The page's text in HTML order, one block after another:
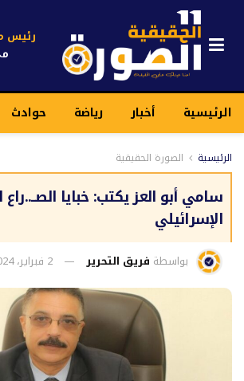
رئيس
الرئيسية أخبار رياضة حوادث
الرئيسية الصورة الحقيقية
سامي أبو العز يكتب: خبايا
الإسرائيلي
بواسطة فريق التحرير 2 فبراير، 2024